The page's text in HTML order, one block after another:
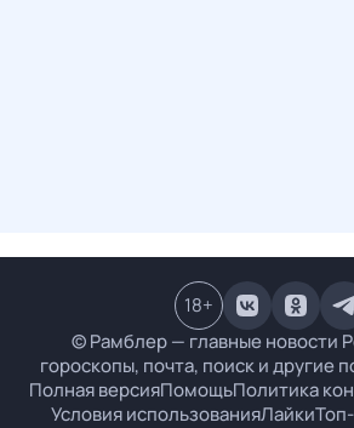
© Рамблер — главные новости
гороскопы, почта, поиск и другие
Полная версияПомощьПолитика
Условия использованияЛайки
18+